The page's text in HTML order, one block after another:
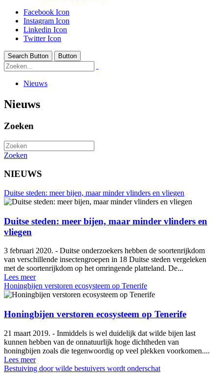
Facebook Icon
Instagram Icon
Linkedin Icon
Twitter Icon
Search Button Button
Nieuws
Nieuws
Zoeken
Zoeken
NIEUWS
Duitse steden: meer bijen, maar minder vlinders en vliegen
Duitse steden: meer bijen, maar minder vlinders en
vliegen
3 februari 2020. - Duitse onderzoekers hebben de soortenrijkdom
van verschillende insectengroepen in 18 Duitse steden vergeleken
met de soortenrijkdom op het omringende platteland. De...
Lees meer
Honingbijen verstoren ecosysteem op Tenerife
Honingbijen verstoren ecosysteem op Tenerife
21 maart 2019. - Inmiddels is wel duidelijk dat wilde bijen last
kunnen hebben van de onnatuurlijk hoge dichtheden van
honingbijen zoals die tegenwoordig op veel plekken voorkomen....
Lees meer
Bestuiving door wilde bestuivers wordt onderschat